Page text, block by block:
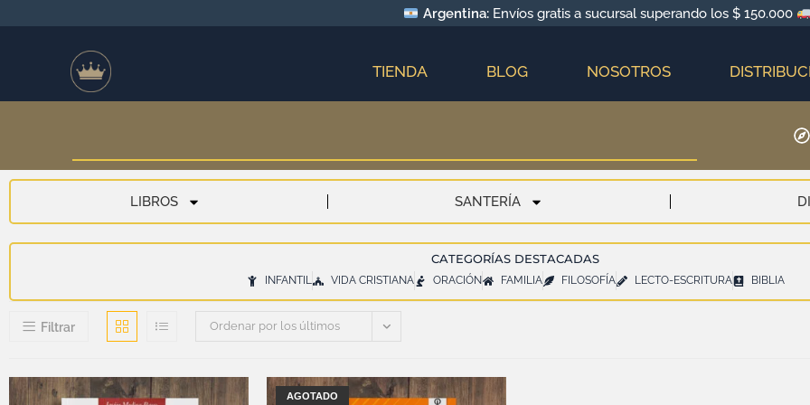
Argentina:Envíos gratis a sucursal superando los $ 150.000
TIENDA BLOG NOSOTROS
LIBROS SANTERÍA
CATEGORÍAS DESTACADAS
INFANTIL VIDA CRISTIANA ORACIÓN FAMILIA FILOSOFÍA LECTO-ESCRITURA BIBLIA
Filtrar Ordenar por los últimos
AGOTADO